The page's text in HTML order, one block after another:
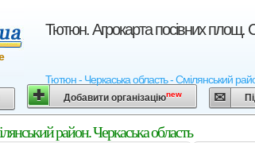
Тютюн. Агрокарта посівних площ.
Тютюн - Черкаська область - Смілянський
Добавити організаціюnew
район. Черкаська область